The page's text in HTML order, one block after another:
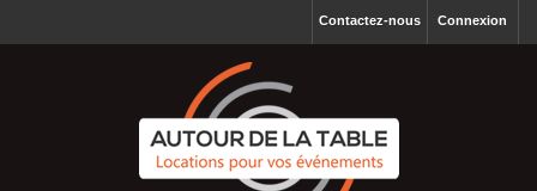
Connexion
Contactez-nous